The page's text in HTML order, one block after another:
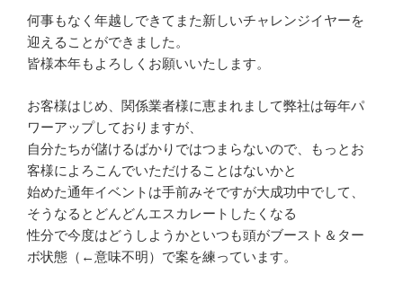
何事もなく年越しできてまた新しいチャレンジイヤーを
迎えることができました。
皆様本年もよろしくお願いいたします。
お客様はじめ、関係業者様に恵まれまして弊社は毎年パ
ワーアップしておりますが、
自分たちが儲けるばかりではつまらないので、もっとお
客様によろこんでいただけることはないかと
始めた通年イベントは手前みそですが大成功中でして、
そうなるとどんどんエスカレートしたくなる
性分で今度はどうしようかといつも頭がブースト＆ター
ボ状態（←意味不明）で案を練っています。